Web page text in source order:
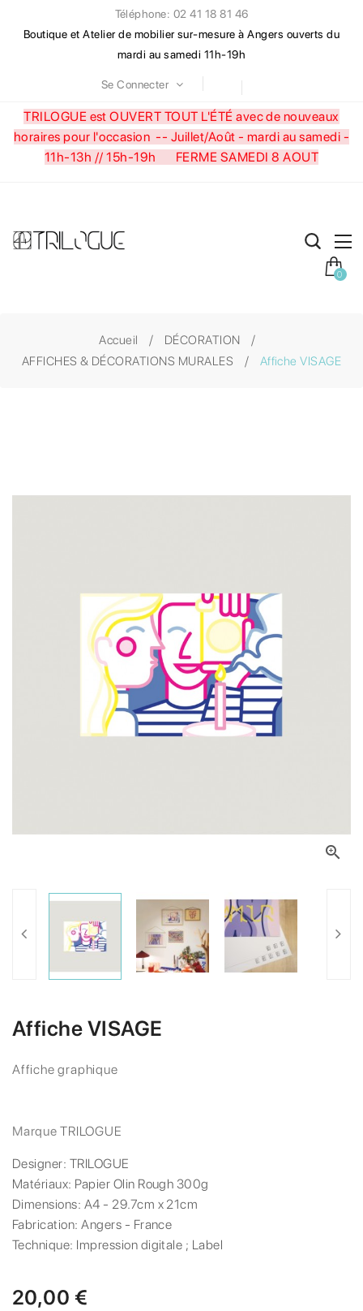
Téléphone: 02 41 18 81 46
Boutique et Atelier de mobilier sur-mesure à Angers ouverts du
mardi au samedi 11h-19h
Se Connecter
TRILOGUE est OUVERT TOUT L'ÉTÉ avec de nouveaux
horaires pour l'occasion -- Juillet/Août - mardi au samedi -
11h-13h // 15h-19h FERME SAMEDI 8 AOUT
0
Accueil
DÉCORATION
AFFICHES & DÉCORATIONS MURALES
Affiche VISAGE

Affiche VISAGE
Affiche graphique
Marque TRILOGUE
Designer: TRILOGUE
Matériaux: Papier Olin Rough 300g
Dimensions: A4 - 29.7cm x 21cm
Fabrication:Angers - France
Technique: Impression digitale ; Label
20,00 €